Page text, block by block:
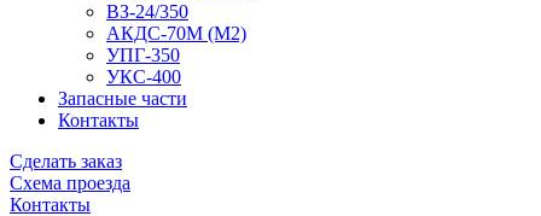
ВЗ-24/350
АКДС-70М (М2)
УПГ-350
УКС-400
Запасные части
Контакты
Сделать заказ
Схема проезда
Контакты